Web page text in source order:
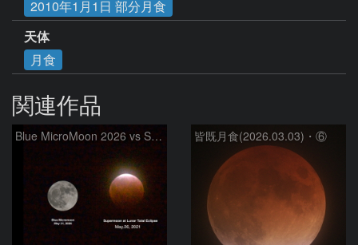
2010年1月1日 部分月食
天体
月食
関連作品
Blue MicroMoon 2026 vs SuperMoon at Total Eclipse 2021 皆既月食(2026.03.03)・⑥